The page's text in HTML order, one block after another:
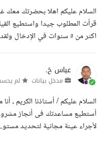
السلام عليكم اهلا بحضرتك معك
قرأت المطلوب جيدا واستطيع
اكثر من ٥ سنوات في الإدخال ولقد...
عباس خ.
مدخل بيانات لم
السلام عليكم / أستاذنا الكريم ،
أستطيع مساعدتك فى أنجاز
لأجراء عينة مجانية لتحديد